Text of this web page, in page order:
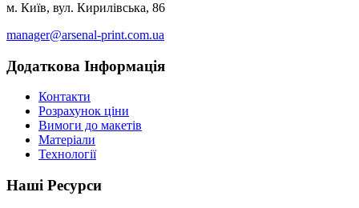
м. Київ, вул. Кирилівська, 86
manager@arsenal-print.com.ua
Додаткова Інформація
Контакти
Розрахунок ціни
Вимоги до макетів
Матеріали
Технології
Наші Ресурси